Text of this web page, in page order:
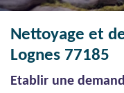
Nettoyage et
Lognes 77185
Etablir une